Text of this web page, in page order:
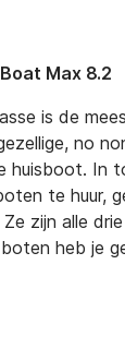
Max 8.2
is de
no
huisboot. In
te huur,
Ze zijn alle
heb je